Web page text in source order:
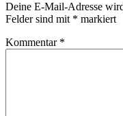
Deine E-Mail-Adresse
Felder sind mit * markiert
Kommentar *